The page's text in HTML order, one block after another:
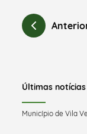
Últimas notícias
Município de Vila